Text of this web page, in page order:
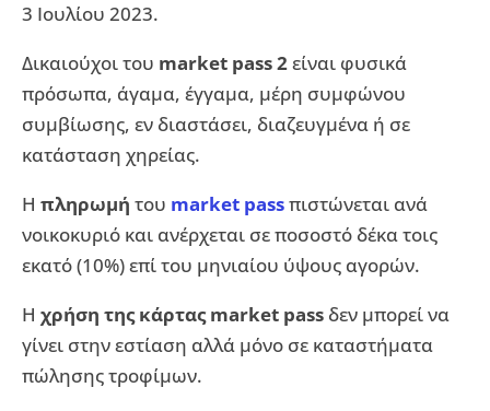
3 Ιουλίου 2023.
Δικαιούχοι του market pass 2είναι φυσικά
πρόσωπα, άγαμα, έγγαμα, μέρη συμφώνου
συμβίωσης, εν διαστάσει, διαζευγμένα ή σε
κατάσταση χηρείας.
Η πληρωμή του market passπιστώνεται ανά
νοικοκυριό και ανέρχεται σε ποσοστό δέκα τοις
εκατό (10%) επί του μηνιαίου ύψους αγορών.
Η χρήση της κάρτας market pass δεν μπορεί να
γίνει στην εστίαση αλλά μόνο σε καταστήματα
πώλησης τροφίμων.